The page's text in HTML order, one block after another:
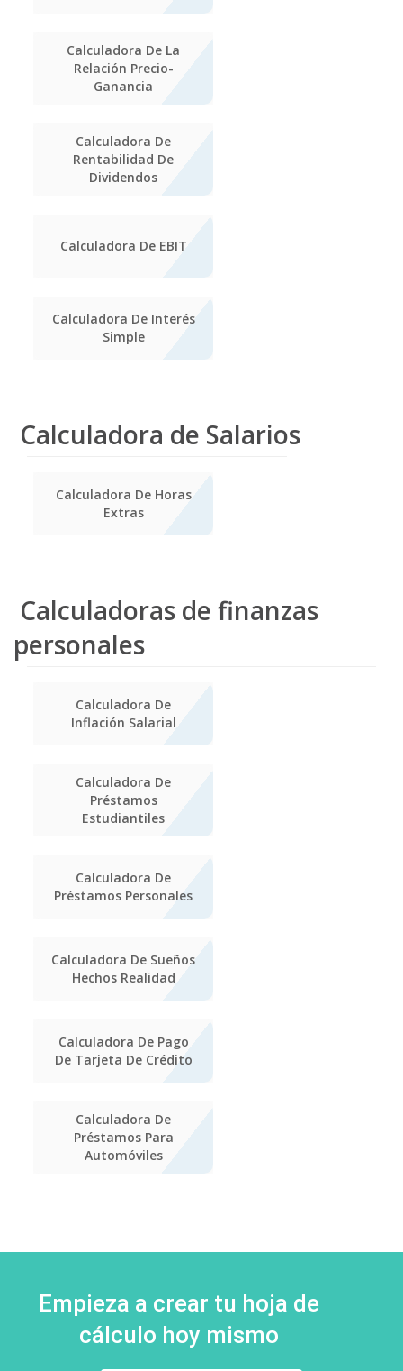
Calculadora De La
Relación Precio-
Ganancia
Calculadora De
Rentabilidad De
Dividendos
Calculadora De EBIT
Calculadora De Interés
Simple
Calculadora de Salarios
Calculadora De Horas
Extras
Calculadoras de finanzas
personales
Calculadora De
Inflación Salarial
Calculadora De
Préstamos
Estudiantiles
Calculadora De
Préstamos Personales
Calculadora De Sueños
Hechos Realidad
Calculadora De Pago
De Tarjeta De Crédito
Calculadora De
Préstamos Para
Automóviles
Empieza a crear tu hoja de
cálculo hoy mismo